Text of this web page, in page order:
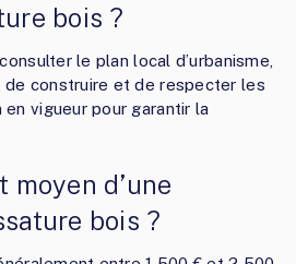
bois ?
le plan local d’urbanisme,
de construire et de respecter les
vigueur pour garantir la
moyen d’une
bois ?